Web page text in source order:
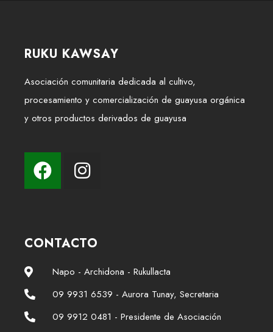
RUKU KAWSAY
Asociación comunitaria dedicada al cultivo,
procesamiento y comercialización de guayusa orgánica
y otros productos derivados de guayusa
CONTACTO
Napo - Archidona - Rukullacta
09 9931 6539 - Aurora Tunay, Secretaria
09 9912 0481 - Presidente de Asociación